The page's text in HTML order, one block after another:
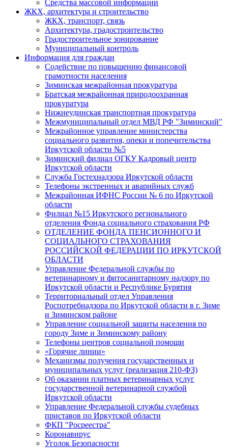
Средства массовой информации
ЖКХ, архитектура и строительство
ЖКХ, транспорт, связь
Архитектура, градостроительство
Градостроительное зонирование
Муниципальный контроль
Информация для граждан
Содействие по повышению финансовой
грамотности населения
Зиминская межрайонная прокуратура
Братская межрайонная природоохранная
прокуратура
Нижнеудинская транспортная прокуратура
Межмуниципальный отдел МВД РФ "Зиминский"
Межрайонное управление министерства
социального развития, опеки и попечительства
Иркутской области №5
Зиминский филиал ОГКУ Кадровый центр
Иркутской области
Служба Гостехнадзора Иркутской области
Телефоны экстренных и аварийных служб
Межрайонная ИФНС России № 6 по Иркутской
области
Филиал №15 Иркутского регионального
отделения Фонда социального страхования РФ
ОТДЕЛЕНИЕ ФОНДА ПЕНСИОННОГО И
СОЦИАЛЬНОГО СТРАХОВАНИЯ
РОССИЙСКОЙ ФЕДЕРАЦИИ ПО ИРКУТСКОЙ
ОБЛАСТИ
Управление Федеральной службы по
ветеринарному и фитосанитарному надзору по
Иркутской области и Республике Бурятия
Территориальный отдел Управления
Роспотребнадзора по Иркутской области в г. Зиме
и Зиминском районе
Управление социальной защиты населения по
городу Зиме и Зиминскому району
Телефоны центров социальной помощи
«Горячие линии»
Механизмы получения государственных и
муниципальных услуг (реализация 210-ФЗ)
Об оказании платных ветеринарных услуг
государственной ветеринарной службой
Иркутской области
Управление Федеральной службы судебных
приставов по Иркутской области
ФКП "Росреестра"
Коронавирус
Уголок Безопасности